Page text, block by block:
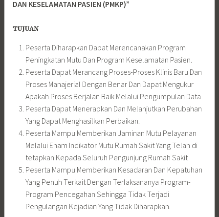
DAN KESELAMATAN PASIEN (PMKP)”
TUJUAN
Peserta Diharapkan Dapat Merencanakan Program
Peningkatan Mutu Dan Program Keselamatan Pasien.
Peserta Dapat Merancang Proses-Proses Klinis Baru Dan
Proses Manajerial Dengan Benar Dan Dapat Mengukur
Apakah Proses Berjalan Baik Melalui Pengumpulan Data
Peserta Dapat Menerapkan Dan Melanjutkan Perubahan
Yang Dapat Menghasilkan Perbaikan.
Peserta Mampu Memberikan Jaminan Mutu Pelayanan
Melalui Enam Indikator Mutu Rumah Sakit Yang Telah di
tetapkan Kepada Seluruh Pengunjung Rumah Sakit
Peserta Mampu Memberikan Kesadaran Dan Kepatuhan
Yang Penuh Terkait Dengan Terlaksananya Program-
Program Pencegahan Sehingga Tidak Terjadi
Pengulangan Kejadian Yang Tidak Diharapkan.